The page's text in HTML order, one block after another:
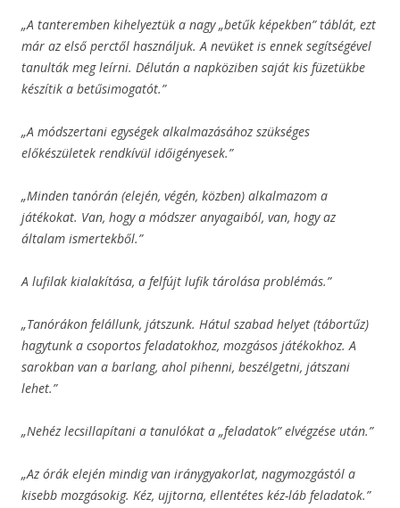
„A tanteremben kihelyeztük a nagy „betűk képekben” táblát, ezt
már az első perctől használjuk. A nevüket is ennek segítségével
tanulták meg leírni. Délután a napköziben saját kis füzetükbe
készítik a betűsimogatót.”
„A módszertani egységek alkalmazásához szükséges
előkészületek rendkívül időigényesek.”
„Minden tanórán (elején, végén, közben) alkalmazom a
játékokat. Van, hogy a módszer anyagaiból, van, hogy az
általam ismertekből.”
A lufilak kialakítása, a felfújt lufik tárolása problémás.”
„Tanórákon felállunk, játszunk. Hátul szabad helyet (tábortűz)
hagytunk a csoportos feladatokhoz, mozgásos játékokhoz. A
sarokban van a barlang, ahol pihenni, beszélgetni, játszani
lehet.”
„Nehéz lecsillapítani a tanulókat a „feladatok” elvégzése után.”
„Az órák elején mindig van iránygyakorlat, nagymozgástól a
kisebb mozgásokig. Kéz, ujjtorna, ellentétes kéz-láb feladatok.”